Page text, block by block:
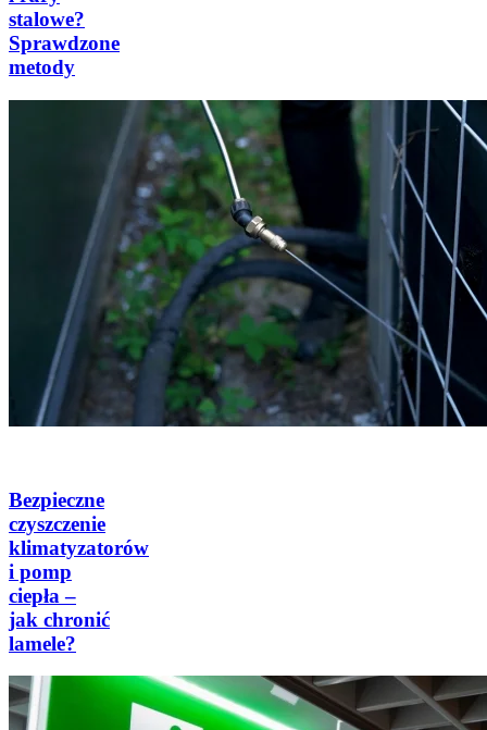
stalowe?
Sprawdzone
metody
Bezpieczne
czyszczenie
klimatyzatorów
i pomp
ciepła –
jak chronić
lamele?